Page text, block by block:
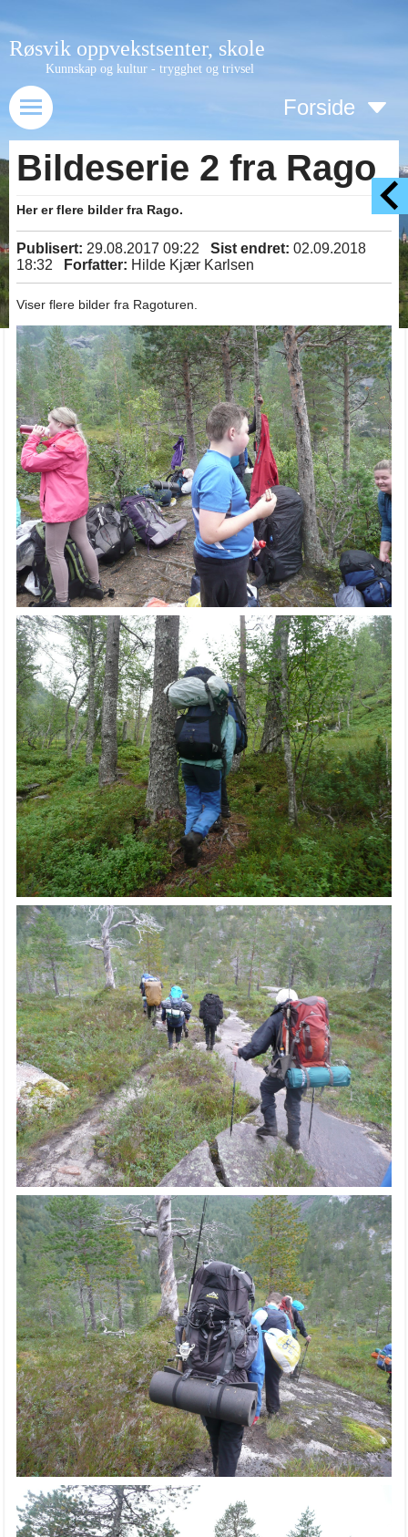
Røsvik oppvekstsenter, skole
Kunnskap og kultur - trygghet og trivsel
Forside
Bildeserie 2 fra Rago
Her er flere bilder fra Rago.
Publisert: 29.08.2017 09:22 Sist endret: 02.09.2018
18:32
Forfatter: Hilde Kjær Karlsen
Viser flere bilder fra Ragoturen.